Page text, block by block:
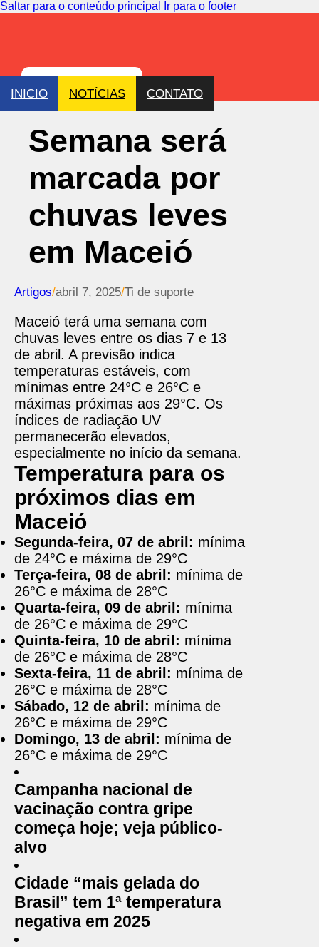
Saltar para o conteúdo principal Ir para o footer
INICIO NOTÍCIAS CONTATO
Semana será
marcada por
chuvas leves
em Maceió
Artigos/abril 7, 2025/Ti de suporte
Maceió terá uma semana com
chuvas leves entre os dias 7 e 13
de abril. A previsão indica
temperaturas estáveis, com
mínimas entre 24°C e 26°C e
máximas próximas aos 29°C. Os
índices de radiação UV
permanecerão elevados,
especialmente no início da semana.
Temperatura para os
próximos dias em
Maceió
Segunda-feira, 07 de abril: mínima
de 24°C e máxima de 29°C
Terça-feira, 08 de abril: mínima de
26°C e máxima de 28°C
Quarta-feira, 09 de abril: mínima
de 26°C e máxima de 29°C
Quinta-feira, 10 de abril: mínima
de 26°C e máxima de 28°C
Sexta-feira, 11 de abril: mínima de
26°C e máxima de 28°C
Sábado, 12 de abril: mínima de
26°C e máxima de 29°C
Domingo, 13 de abril: mínima de
26°C e máxima de 29°C
Campanha nacional de
vacinação contra gripe
começa hoje; veja público-
alvo
Cidade “mais gelada do
Brasil” tem 1ª temperatura
negativa em 2025